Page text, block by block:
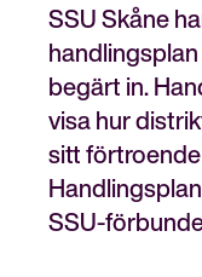
SSU Skåne
begärt in.
visa hur
sitt
SSU-